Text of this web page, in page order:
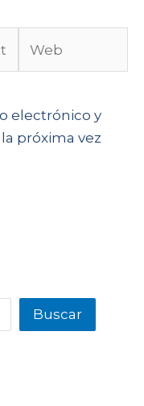
electrónico y
próxima vez
Buscar